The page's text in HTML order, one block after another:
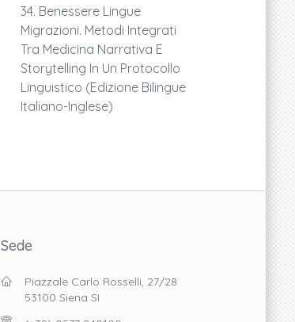
34. Benessere Lingue
Migrazioni. Metodi Integrati
Tra Medicina Narrativa E
Storytelling In Un Protocollo
Linguistico (edizione Bilingue
Italiano-Inglese)
Sede
Piazzale Carlo Rosselli, 27/28
53100 Siena SI